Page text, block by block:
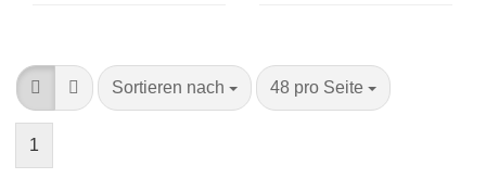
Sortieren nach
Sortieren nach 48 pro Seite
pro Seite
1